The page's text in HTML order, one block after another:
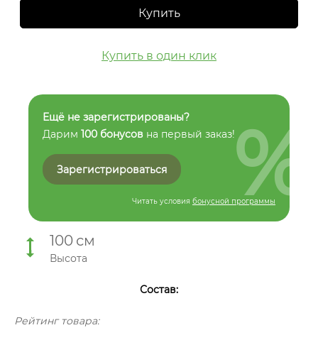
Купить
Купить в один клик
Ещё не зарегистрированы?
Дарим 100 бонусов на первый заказ!
Зарегистрироваться
Читать условия бонусной программы
%
100 см
Высота
Состав:
Рейтинг товара: